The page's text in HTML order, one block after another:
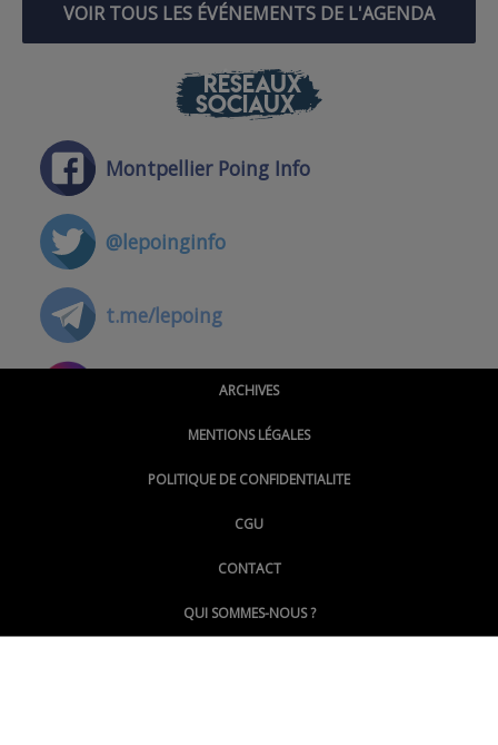
VOIR TOUS LES ÉVÉNEMENTS DE L'AGENDA
RÉSEAUX
SOCIAUX
Montpellier Poing Info
@lepoinginfo
t.me/lepoing
@montpellierpoinginfo
@LePoingMontpellier
ARCHIVES
MENTIONS LÉGALES
POLITIQUE DE CONFIDENTIALITE
CGU
CONTACT
QUI SOMMES-NOUS ?